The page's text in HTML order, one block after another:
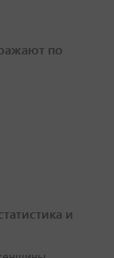
по
и